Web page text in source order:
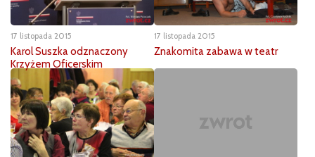
17 listopada 2015
Karol Suszka odznaczony
Krzyżem Oficerskim
17 listopada 2015
Znakomita zabawa w teatr